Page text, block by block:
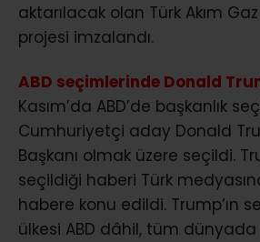
aktarılacak olan Türk Akım
projesi imzalandı.
ABD seçimlerinde Donald
Kasım’da ABD’de başkanlık
Cumhuriyetçi aday Donald
Başkanı olmak üzere seçildi.
seçildiği haberi Türk
habere konu edildi. Trump’ın
ülkesi ABD dâhil, tüm